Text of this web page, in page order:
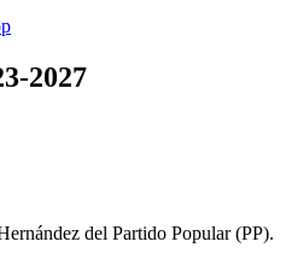
2027
del Partido Popular (PP).